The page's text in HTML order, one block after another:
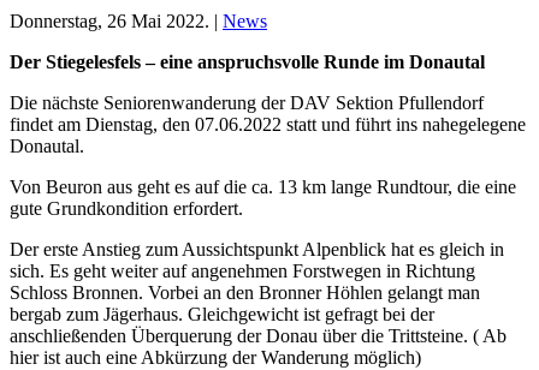
Donnerstag, 26 Mai 2022. | News
Der Stiegelesfels – eine anspruchsvolle Runde im Donautal
Die nächste Seniorenwanderung der DAV Sektion Pfullendorf
findet am Dienstag, den 07.06.2022 statt und führt ins nahegelegene
Donautal.
Von Beuron aus geht es auf die ca. 13 km lange Rundtour, die eine
gute Grundkondition erfordert.
Der erste Anstieg zum Aussichtspunkt Alpenblick hat es gleich in
sich. Es geht weiter auf angenehmen Forstwegen in Richtung
Schloss Bronnen. Vorbei an den Bronner Höhlen gelangt man
bergab zum Jägerhaus. Gleichgewicht ist gefragt bei der
anschließenden Überquerung der Donau über die Trittsteine. ( Ab
hier ist auch eine Abkürzung der Wanderung möglich)